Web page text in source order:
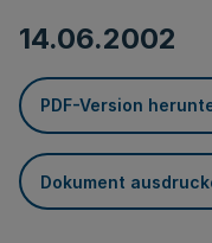
14.06.2002
PDF-Version
Dokument